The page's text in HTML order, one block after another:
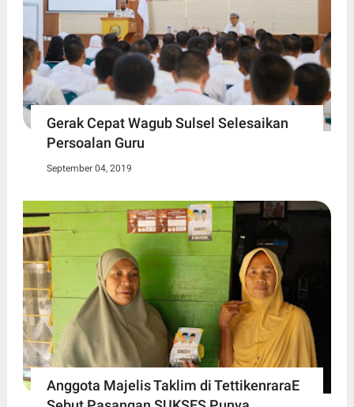
Gerak Cepat Wagub Sulsel Selesaikan
Persoalan Guru
September 04, 2019
Anggota Majelis Taklim di TettikenraraE